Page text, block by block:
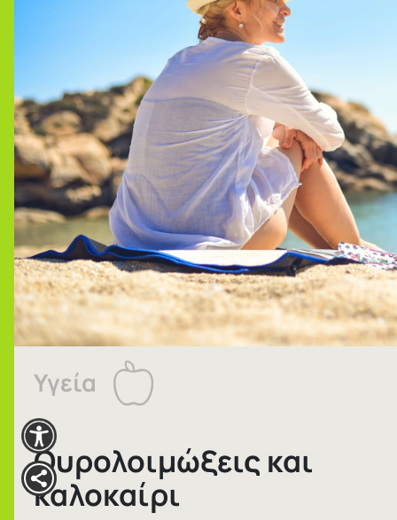
Υγεία
Ουρολοιμώξεις και
καλοκαίρι